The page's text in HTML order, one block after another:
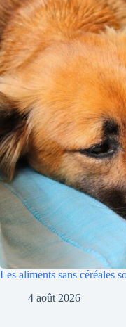
Les aliments sans céréales
4 août 2026